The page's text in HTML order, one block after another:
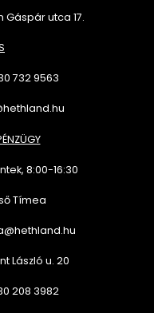
Gáspár utca 17.
7329563
8:00-16:30
Tímea
László u. 20
208 3982